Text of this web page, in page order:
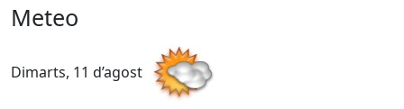
Meteo
Dimarts, 11 d’agost